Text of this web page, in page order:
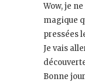
Wow, je
magique
pressées
Je vais
Bonne